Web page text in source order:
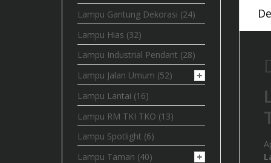
Lampu Gantung Dekorasi (24)
Lampu Hias (32)
Lampu Industrial Pendant (28)
Lampu Jalan Umum (52)
Lampu Lantai (16)
Lampu RM TKI TKO (13)
Lampu Spotlight (6)
Lampu Taman (40)